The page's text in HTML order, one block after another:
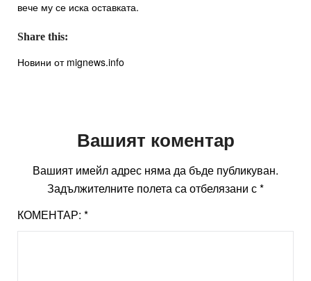
вече му се иска оставката.
Share this:
Новини от mignews.info
Вашият коментар
Вашият имейл адрес няма да бъде публикуван.
Задължителните полета са отбелязани с*
КОМЕНТАР: *